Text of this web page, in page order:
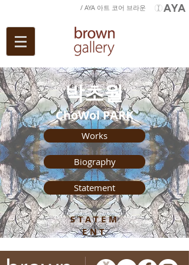
/ AYA 아트 코어 브라운
박초월
ChoWol PARK
Works
Biography
Statement
STATEM
ENT